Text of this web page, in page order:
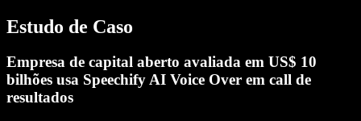
Estudo de Caso
Empresa de capital aberto avaliada em US$ 10
bilhões usa Speechify AI Voice Over em call de
resultados